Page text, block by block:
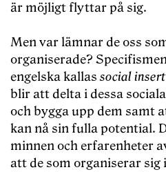
är möjligt flyttar på sig.
Men var lämnar de oss
organiserade?
engelska kallassocial
blir att delta i dessa
och bygga upp dem samt
kan nå sin fulla potential.
minnen och erfarenheter
att de som organiserar sig